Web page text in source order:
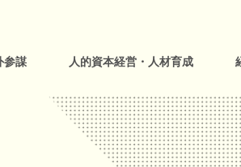
参謀 人的資本経営・人材育成